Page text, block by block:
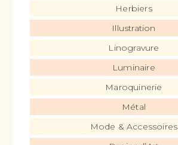
Herbiers
Illustration
Linogravure
Luminaire
Maroquinerie
Métal
Mode & Accessoires